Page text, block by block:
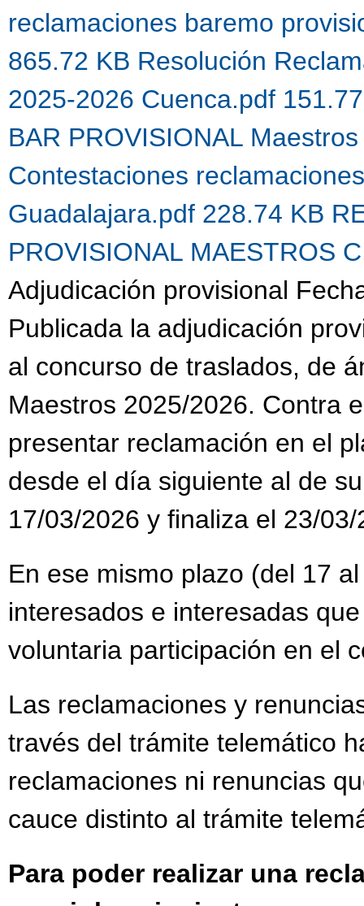
reclamaciones baremo
865.72 KB Resolución
2025-2026 Cuenca.pdf
BAR PROVISIONAL
Contestaciones
Guadalajara.pdf 228.74 KB
PROVISIONAL MAESTROS
Adjudicación provisional
Publicada la adjudicación
al concurso de traslados, de
Maestros 2025/2026. Contra
presentar reclamación en el
desde el día siguiente al de
17/03/2026 y finaliza el 23/
En ese mismo plazo (del 17
interesados e interesadas
voluntaria participación en el
Las reclamaciones y
través del trámite telemático
reclamaciones ni renuncias
cauce distinto al trámite
Para poder realizar una